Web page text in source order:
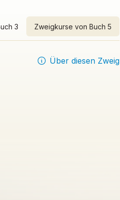
3 Zweigkurse von Buch 5
Über diesen Zweig